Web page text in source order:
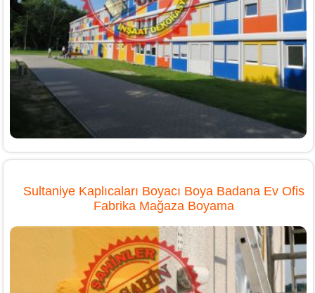
Sultaniye Kaplıcaları Boyacı Boya Badana Ev Ofis
Fabrika Mağaza Boyama